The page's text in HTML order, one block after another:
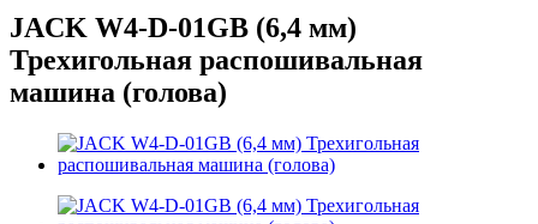
JACK W4-D-01GB (6,4 мм)
Трехигольная распошивальная
машина (голова)